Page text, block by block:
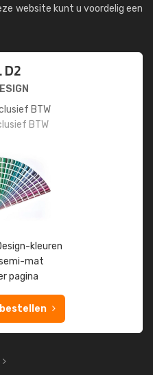
website kunt u voordelig een
D2
BTW
BTW
kleuren
mat
pagina